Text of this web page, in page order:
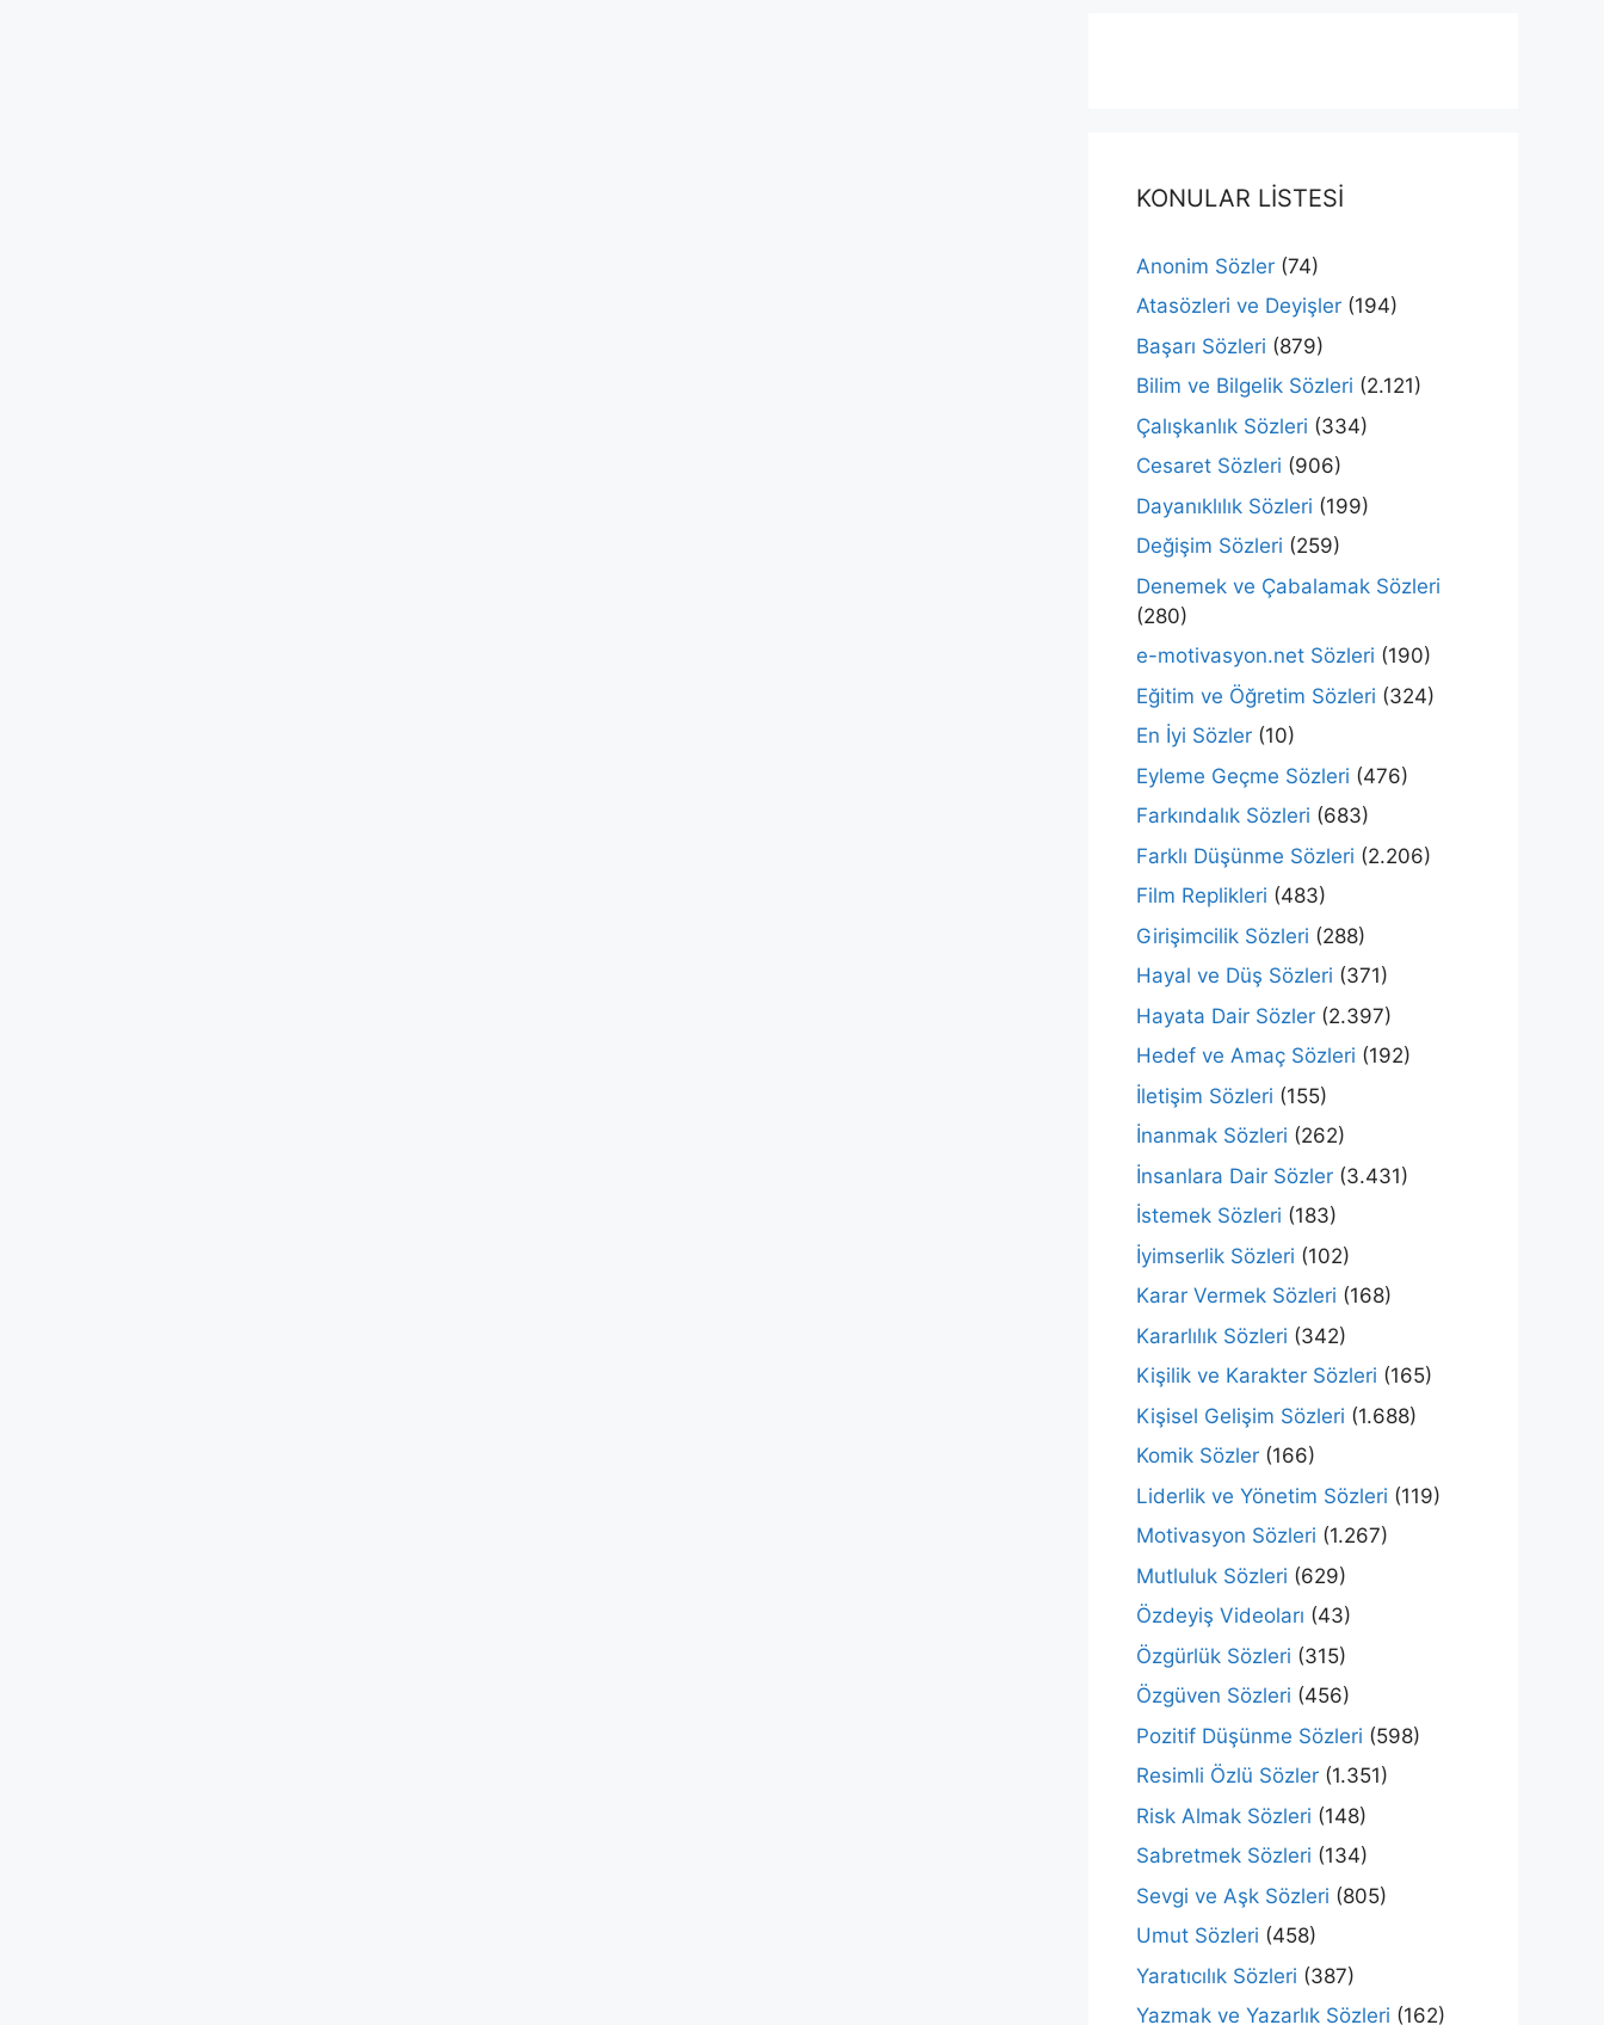
KONULAR LİSTESİ
Anonim Sözler (74)
Atasözleri ve Deyişler (194)
Başarı Sözleri (879)
Bilim ve Bilgelik Sözleri (2.121)
Çalışkanlık Sözleri (334)
Cesaret Sözleri (906)
Dayanıklılık Sözleri (199)
Değişim Sözleri (259)
Denemek ve Çabalamak Sözleri
(280)
e-motivasyon.net Sözleri (190)
Eğitim ve Öğretim Sözleri (324)
En İyi Sözler (10)
Eyleme Geçme Sözleri (476)
Farkındalık Sözleri (683)
Farklı Düşünme Sözleri (2.206)
Film Replikleri (483)
Girişimcilik Sözleri (288)
Hayal ve Düş Sözleri (371)
Hayata Dair Sözler (2.397)
Hedef ve Amaç Sözleri (192)
İletişim Sözleri (155)
İnanmak Sözleri (262)
İnsanlara Dair Sözler (3.431)
İstemek Sözleri (183)
İyimserlik Sözleri (102)
Karar Vermek Sözleri (168)
Kararlılık Sözleri (342)
Kişilik ve Karakter Sözleri (165)
Kişisel Gelişim Sözleri (1.688)
Komik Sözler (166)
Liderlik ve Yönetim Sözleri (119)
Motivasyon Sözleri (1.267)
Mutluluk Sözleri (629)
Özdeyiş Videoları (43)
Özgürlük Sözleri (315)
Özgüven Sözleri (456)
Pozitif Düşünme Sözleri (598)
Resimli Özlü Sözler (1.351)
Risk Almak Sözleri (148)
Sabretmek Sözleri (134)
Sevgi ve Aşk Sözleri (805)
Umut Sözleri (458)
Yaratıcılık Sözleri (387)
Yazmak ve Yazarlık Sözleri (162)